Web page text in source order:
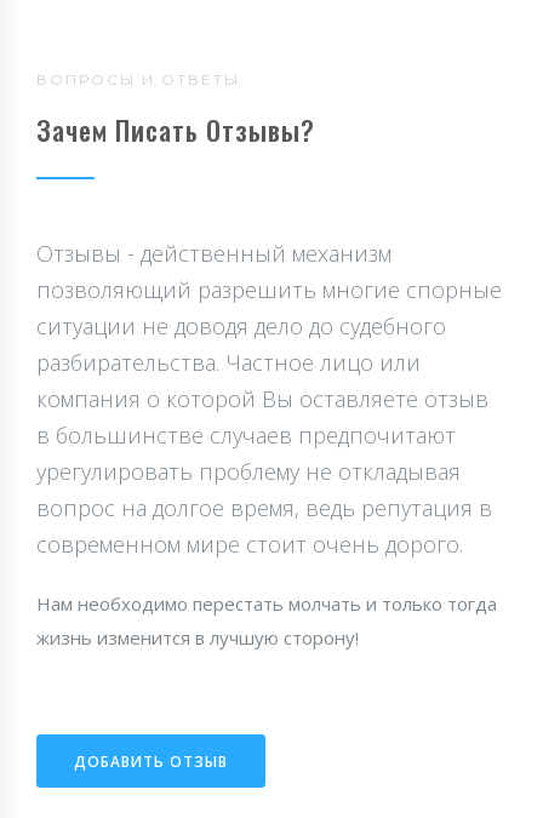
ВОПРОСЫ И ОТВЕТЫ
Зачем Писать Отзывы?
Отзывы - действенный механизм
позволяющий разрешить многие спорные
ситуации не доводя дело до судебного
разбирательства. Частное лицо или
компания о которой Вы оставляете отзыв
в большинстве случаев предпочитают
урегулировать проблему не откладывая
вопрос на долгое время, ведь репутация в
современном мире стоит очень дорого.
Нам необходимо перестать молчать и только тогда
жизнь изменится в лучшую сторону!
ДОБАВИТЬ ОТЗЫВ